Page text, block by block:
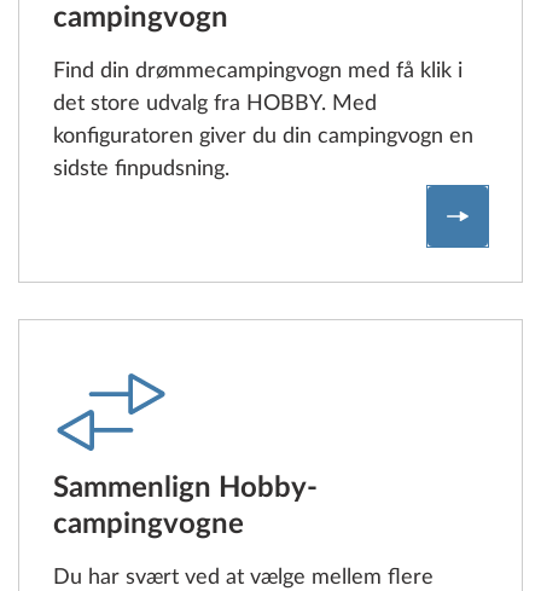
campingvogn
Find din drømmecampingvogn med få klik i
det store udvalg fra HOBBY. Med
konfiguratoren giver du din campingvogn en
sidste finpudsning.
Find og
Sammenlign Hobby-
campingvogne
Du har svært ved at vælge mellem flere